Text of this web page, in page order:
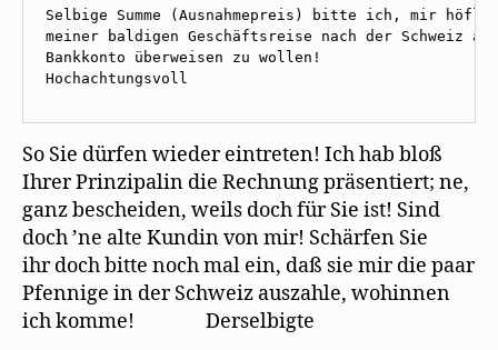
Selbige Summe (Ausnahmepreis) bitte ich, mir
meiner baldigen Geschäftsreise nach der Schweiz
Bankkonto überweisen zu wollen!
Hochachtungsvoll
So Sie dürfen wieder eintreten! Ich hab bloß
Ihrer Prinzipalin die Rechnung präsentiert; ne,
ganz bescheiden, weils doch für Sie ist! Sind
doch ’ne alte Kundin von mir! Schärfen Sie
ihr doch bitte noch mal ein, daß sie mir die paar
Pfennige in der Schweiz auszahle, wohinnen
ich komme! Derselbigte